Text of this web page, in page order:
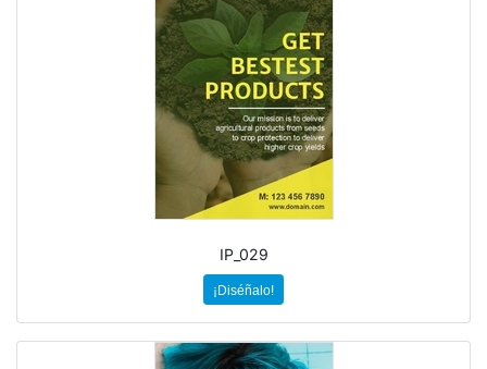
IP_029
¡Diséñalo!